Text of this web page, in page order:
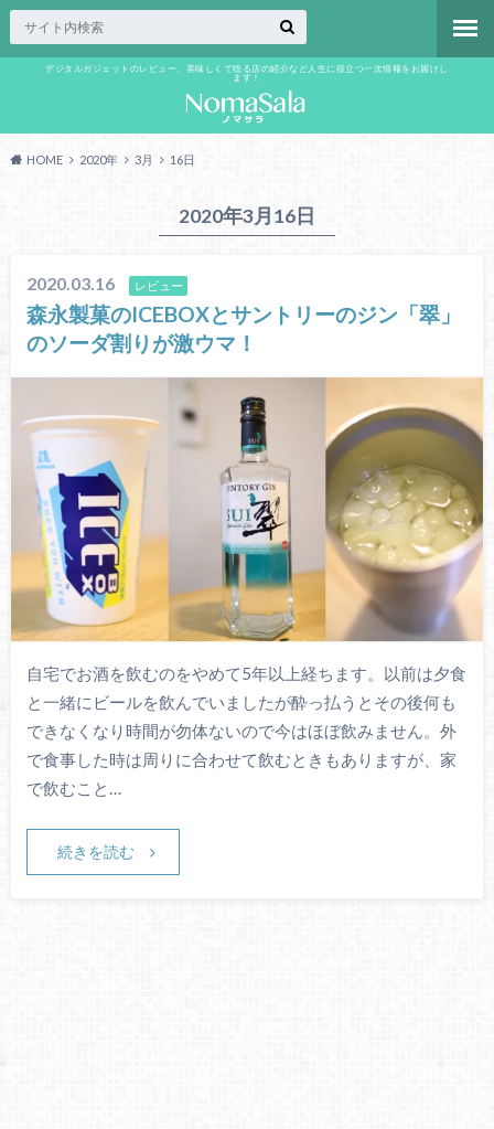
デジタルガジェットのレビュー、美味しくて唸る店の紹介など人生に役立つ一次情報をお届けし
ます！
HOME 2020年 3月 16日
2020年3月16日
2020.03.16 レビュー
森永製菓のICEBOXとサントリーのジン「翠」
のソーダ割りが激ウマ！
自宅でお酒を飲むのをやめて5年以上経ちます。以前は夕食
と一緒にビールを飲んでいましたが酔っ払うとその後何も
できなくなり時間が勿体ないので今はほぼ飲みません。外
で食事した時は周りに合わせて飲むときもありますが、家
で飲むこと…
続きを読む